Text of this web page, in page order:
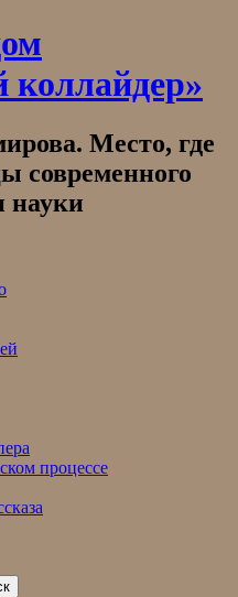
Место, где
современного
науки
процессе